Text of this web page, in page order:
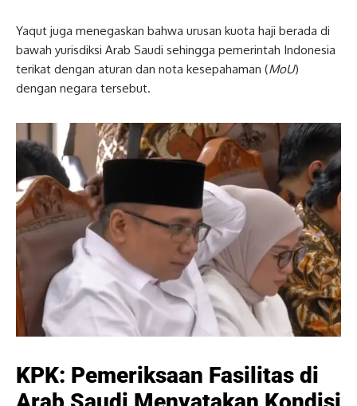
Yaqut juga menegaskan bahwa urusan kuota haji berada di
bawah yurisdiksi Arab Saudi sehingga pemerintah Indonesia
terikat dengan aturan dan nota kesepahaman (MoU)
dengan negara tersebut.
KPK: Pemeriksaan Fasilitas di